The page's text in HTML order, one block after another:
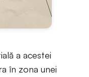
a acestei
în zona unei